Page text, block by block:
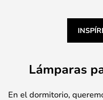
Lámparas
En el dormitorio,